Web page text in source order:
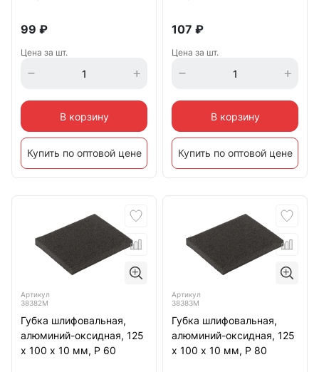
99 ₽
Цена за шт.
В корзину
Купить по оптовой цене
107 ₽
Цена за шт.
В корзину
Купить по оптовой цене
Артикул
38382М
Губка шлифовальная,
алюминий-оксидная, 125
х 100 х 10 мм, Р 60
Артикул
38383М
Губка шлифовальная,
алюминий-оксидная, 125
х 100 х 10 мм, Р 80